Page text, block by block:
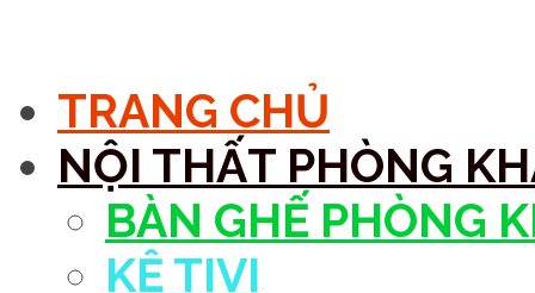
TRANG CHỦ
NỘI THẤT PHÒNG
BÀN GHẾ PHÒNG
KỆ TIVI